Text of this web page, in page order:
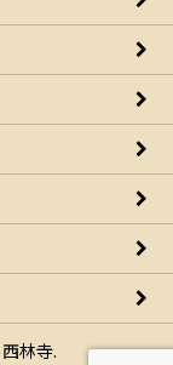
林寺.